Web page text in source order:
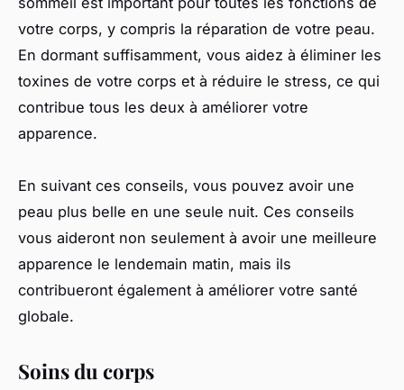
votre corps, y compris la réparation de votre peau.
En dormant suffisamment, vous aidez à éliminer les
toxines de votre corps et à réduire le stress, ce qui
contribue tous les deux à améliorer votre
apparence.
En suivant ces conseils, vous pouvez avoir une
peau plus belle en une seule nuit. Ces conseils
vous aideront non seulement à avoir une meilleure
apparence le lendemain matin, mais ils
contribueront également à améliorer votre santé
globale.
Soins du corps